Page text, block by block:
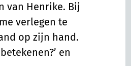
van Henrike. Bij
verlegen te
op zijn hand.
en